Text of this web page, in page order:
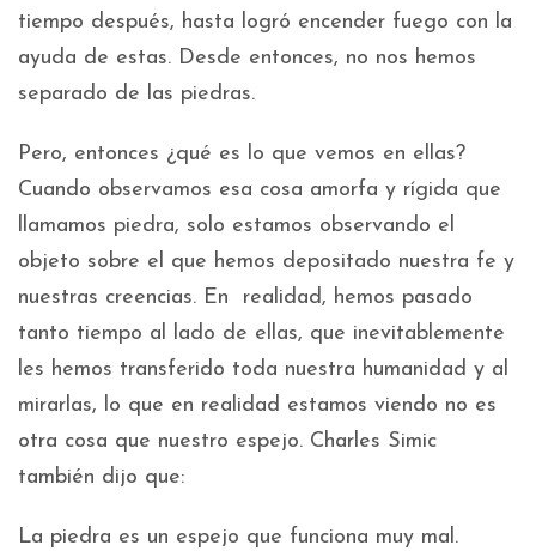
tiempo después, hasta logró encender fuego con la
ayuda de estas. Desde entonces, no nos hemos
separado de las piedras.
Pero, entonces ¿qué es lo que vemos en ellas?
Cuando observamos esa cosa amorfa y rígida que
llamamos piedra, solo estamos observando el
objeto sobre el que hemos depositado nuestra fe y
nuestras creencias. En realidad, hemos pasado
tanto tiempo al lado de ellas, que inevitablemente
les hemos transferido toda nuestra humanidad y al
mirarlas, lo que en realidad estamos viendo no es
otra cosa que nuestro espejo. Charles Simic
también dijo que:
La piedra es un espejo que funciona muy mal.